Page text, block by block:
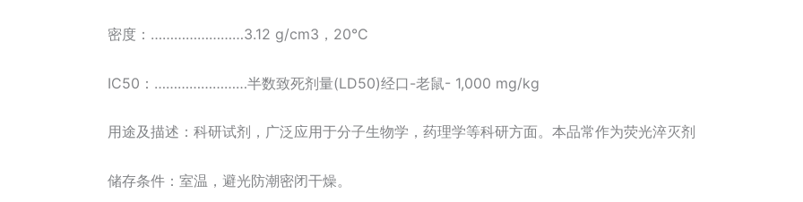
密度：……………………3.12 g/cm3，20°C
IC50：……………………半数致死剂量(LD50)经口-老鼠- 1,000 mg/kg
用途及描述：科研试剂，广泛应用于分子生物学，药理学等科研方面。本品常作为荧光淬灭剂
储存条件：室温，避光防潮密闭干燥。